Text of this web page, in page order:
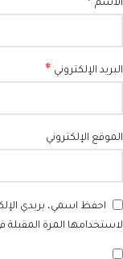
البريد الإلكتروني *
الموقع الإلكتروني
احفظ اسمي، بريدي
لاستخدامها المرة المقبلة